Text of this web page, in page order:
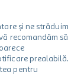
și ne străduim
recomandăm să
prealabilă.
pentru